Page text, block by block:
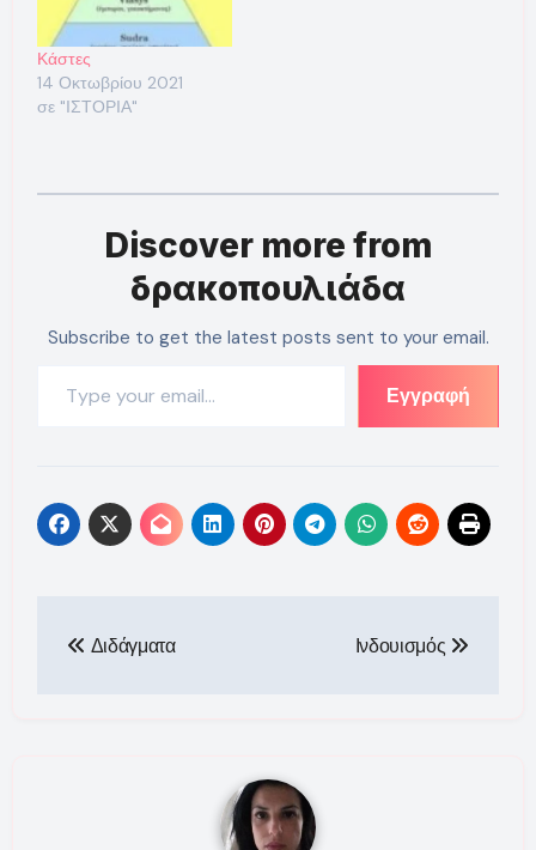
Κάστες
14 Οκτωβρίου 2021
σε "ΙΣΤΟΡΙΑ"
Discover more from
δρακοπουλιάδα
Subscribe to get the latest posts sent to your email.
Εγγραφή
άρθρων
Διδάγματα Ινδουισμός